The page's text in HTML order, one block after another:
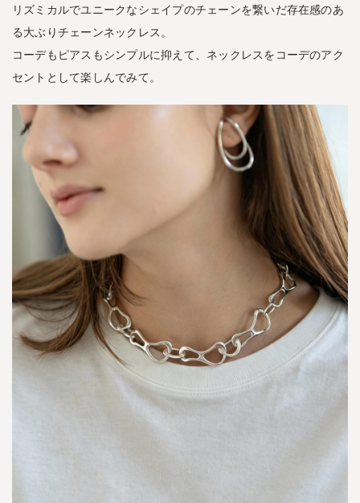
リズミカルでユニークなシェイプのチェーンを繋いだ存在感のあ
る大ぶりチェーンネックレス。
コーデもピアスもシンプルに抑えて、ネックレスをコーデのアク
セントとして楽しんでみて。